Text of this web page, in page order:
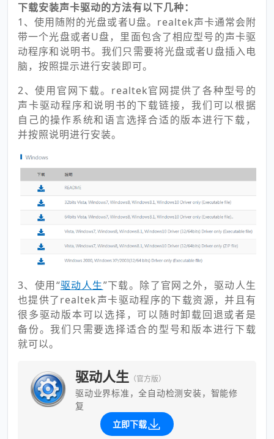
下载安装声卡驱动的方法有以下几种：
1、使用随附的光盘或者U盘。realtek声卡通常会附
带一个光盘或者U盘，里面包含了相应型号的声卡驱
动程序和说明书。我们只需要将光盘或者U盘插入电
脑，按照提示进行安装即可。
2、使用官网下载。realtek官网提供了各种型号的
声卡驱动程序和说明书的下载链接，我们可以根据
自己的操作系统和语言选择合适的版本进行下载，
并按照说明进行安装。
3、使用“驱动人生”下载。除了官网之外，驱动人生
也提供了realtek声卡驱动程序的下载资源，并且有
很多驱动版本可以选择，可以随时卸载回退或者是
备份。我们只需要选择适合的型号和版本进行下载
就可以。
驱动人生 （官方版）
驱动业界标准，全自动检测安装，智能修
复
立即下载